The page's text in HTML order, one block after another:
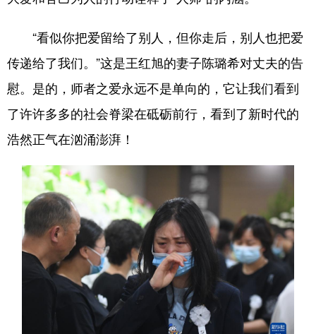
“看似你把爱留给了别人，但你走后，别人也把爱
传递给了我们。”这是王红旭的妻子陈璐希对丈夫的告
慰。是的，师者之爱永远不是单向的，它让我们看到
了许许多多的社会脊梁在砥砺前行，看到了新时代的
浩然正气在汹涌澎湃！